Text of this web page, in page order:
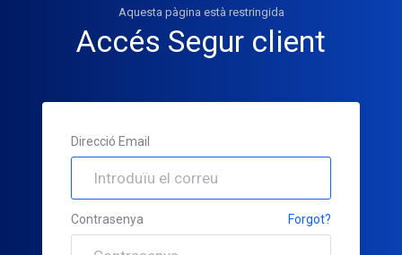
Aquesta pàgina està restringida
Accés Segur client
Direcció Email
Contrasenya Forgot?